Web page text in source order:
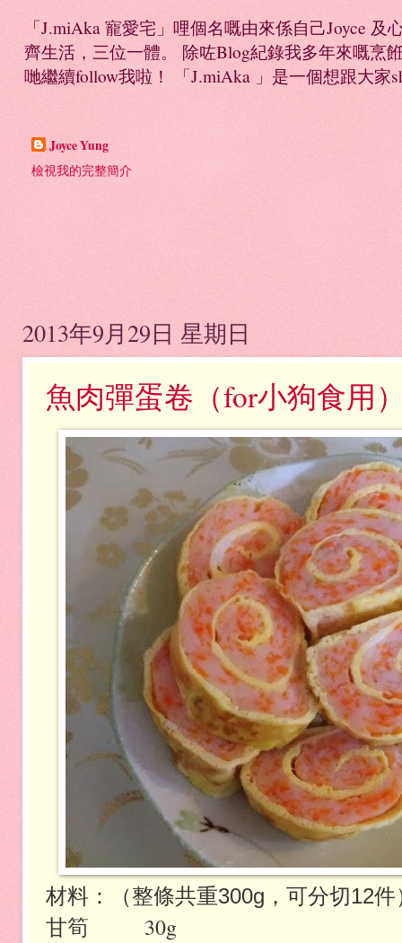
「J.miAka 寵愛宅」哩個名嘅由來係自己Joyce
齊生活，三位一體。 除咗Blog紀錄我多年來嘅烹
哋繼續follow我啦！ 「J.miAka 」是一個想跟大家
Joyce Yung
檢視我的完整簡介
2013年9月29日 星期日
魚肉彈蛋卷（for小狗食用
材料：（整條共重300g，可分切12件
甘筍 30g